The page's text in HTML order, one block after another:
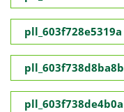
pll_603f728e5319a
pll_603f738d8ba8b
pll_603f738de4b0a